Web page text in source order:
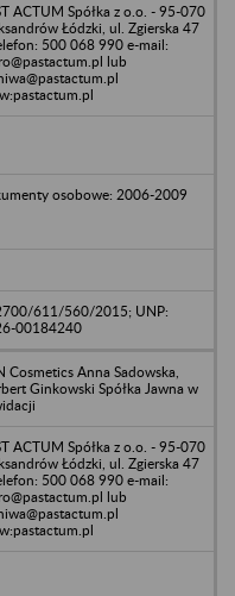
ACTUM Spółka z o.o. - 95-070
Łódzki, ul. Zgierska 47
500 068 990 e-mail:
lub
osobowe: 2006-2009
611/560/2015; UNP:
00184240
Cosmetics Anna Sadowska,
Ginkowski Spółka Jawna w
ACTUM Spółka z o.o. - 95-070
Łódzki, ul. Zgierska 47
500 068 990 e-mail:
lub